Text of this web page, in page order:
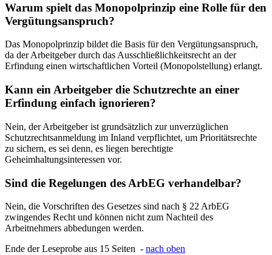
Warum spielt das Monopolprinzip eine Rolle für den
Vergütungsanspruch?
Das Monopolprinzip bildet die Basis für den Vergütungsanspruch,
da der Arbeitgeber durch das Ausschließlichkeitsrecht an der
Erfindung einen wirtschaftlichen Vorteil (Monopolstellung) erlangt.
Kann ein Arbeitgeber die Schutzrechte an einer
Erfindung einfach ignorieren?
Nein, der Arbeitgeber ist grundsätzlich zur unverzüglichen
Schutzrechtsanmeldung im Inland verpflichtet, um Prioritätsrechte
zu sichern, es sei denn, es liegen berechtigte
Geheimhaltungsinteressen vor.
Sind die Regelungen des ArbEG verhandelbar?
Nein, die Vorschriften des Gesetzes sind nach § 22 ArbEG
zwingendes Recht und können nicht zum Nachteil des
Arbeitnehmers abbedungen werden.
Ende der Leseprobe aus 15 Seiten - nach oben